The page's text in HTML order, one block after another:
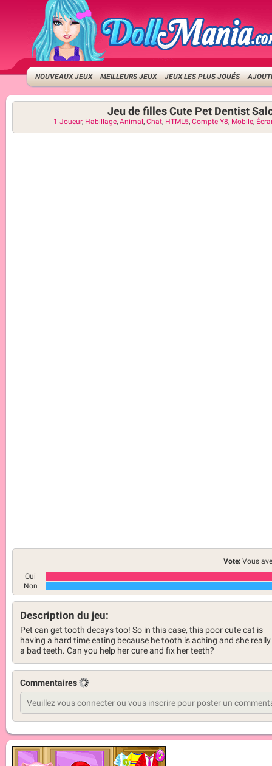
NOUVEAUX JEUX MEILLEURS JEUX JEUX LES PLUS JOUÉS
Jeu de filles Cute Pet Dentist
1 Joueur, Habillage, Animal , Chat, HTML5, Compte Y8, Mobile,
Vote: Vous
Oui
Non
Description du jeu:
Pet can get tooth decays too! So in this case, this poor cute cat is
having a hard time eating because he tooth is aching and she
a bad teeth. Can you help her cure and fix her teeth?
Commentaires